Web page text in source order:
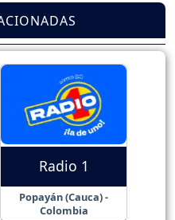
Radio 1
Popayán (Cauca) -
Colombia